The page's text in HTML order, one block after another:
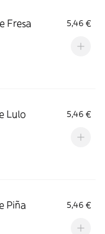
Fresa 5,46 €
Lulo 5,46 €
Piña 5,46 €